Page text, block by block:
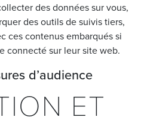
des données sur vous,
des outils de suivis tiers,
ces contenus embarqués si
connecté sur leur site web.
d’audience
ET